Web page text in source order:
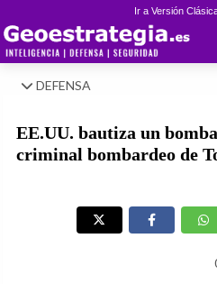
Ir a Versión
DEFENSA
EE.UU. bautiza un
criminal bombardeo de